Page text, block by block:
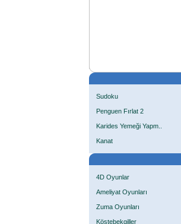
Sudoku
Penguen Fırlat 2
Karides Yemeği Yapm..
Kanat
4D Oyunlar
Ameliyat Oyunları
Zuma Oyunları
Köstebekgiller